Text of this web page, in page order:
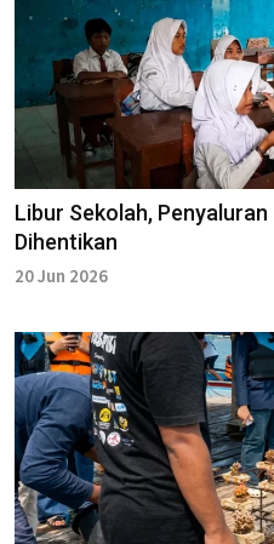
Libur Sekolah, Penyaluran
Dihentikan
20 Jun 2026